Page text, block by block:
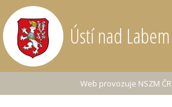
Ústí nad Labem
Web provozuje NSZM ČR